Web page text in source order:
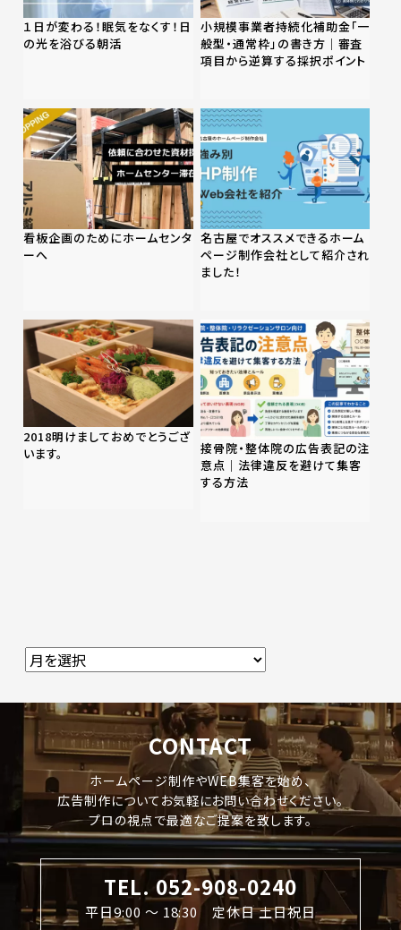
１日が変わる！眠気をなくす！日
の光を浴びる朝活
小規模事業者持続化補助金「一
般型・通常枠」の書き方｜審査
項目から逆算する採択ポイント
看板企画のためにホームセンタ
ーへ
名古屋でオススメできるホーム
ページ制作会社として紹介され
ました！
2018明けましておめでとうござ
います。
接骨院・整体院の広告表記の注
意点｜法律違反を避けて集客
する方法
CONTACT
ホームページ制作やWEB集客を始め、
広告制作についてお気軽にお問い合わせください。
プロの視点で最適なご提案を致します。
TEL. 052-908-0240
平日9:00 〜 18:30 定休日 土日祝日